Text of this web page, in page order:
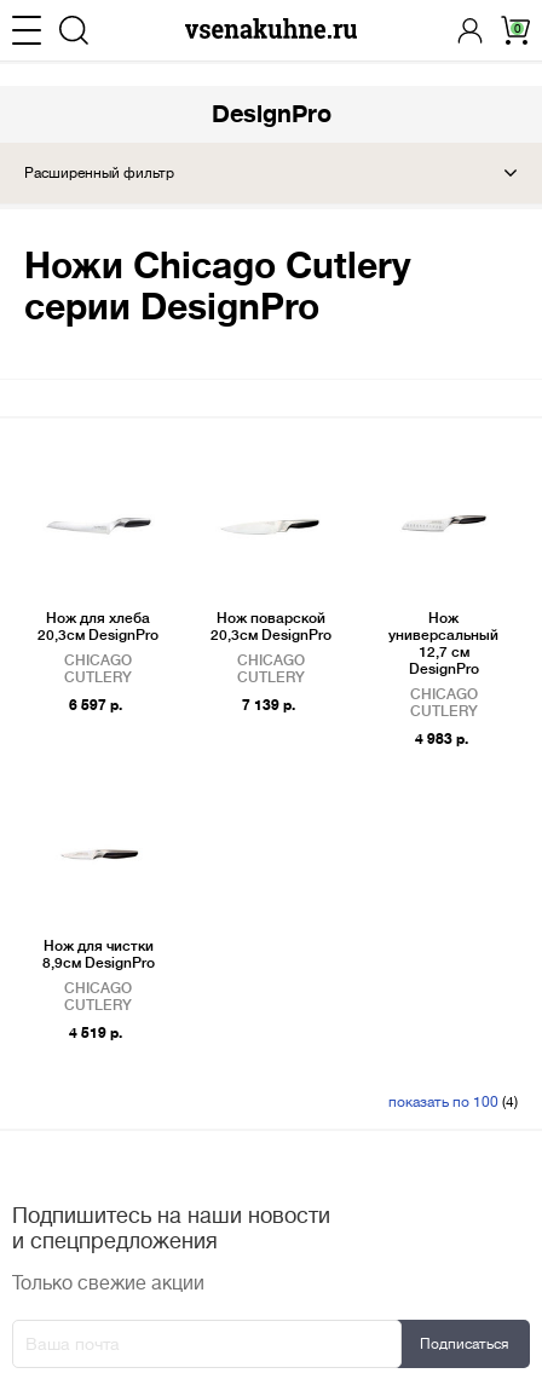
0
DesignPro
Расширенный фильтр
Ножи Chicago Cutlery
серии DesignPro
Нож для хлеба
20,3см DesignPro
CHICAGO
CUTLERY
6 597 р.
Нож поварской
20,3см DesignPro
CHICAGO
CUTLERY
7 139 р.
Нож
универсальный
12,7 см
DesignPro
CHICAGO
CUTLERY
4 983 р.
Нож для чистки
8,9см DesignPro
CHICAGO
CUTLERY
4 519 р.
показать по 100 (4)
Подпишитесь на наши новости
и спецпредложения
Только свежие акции